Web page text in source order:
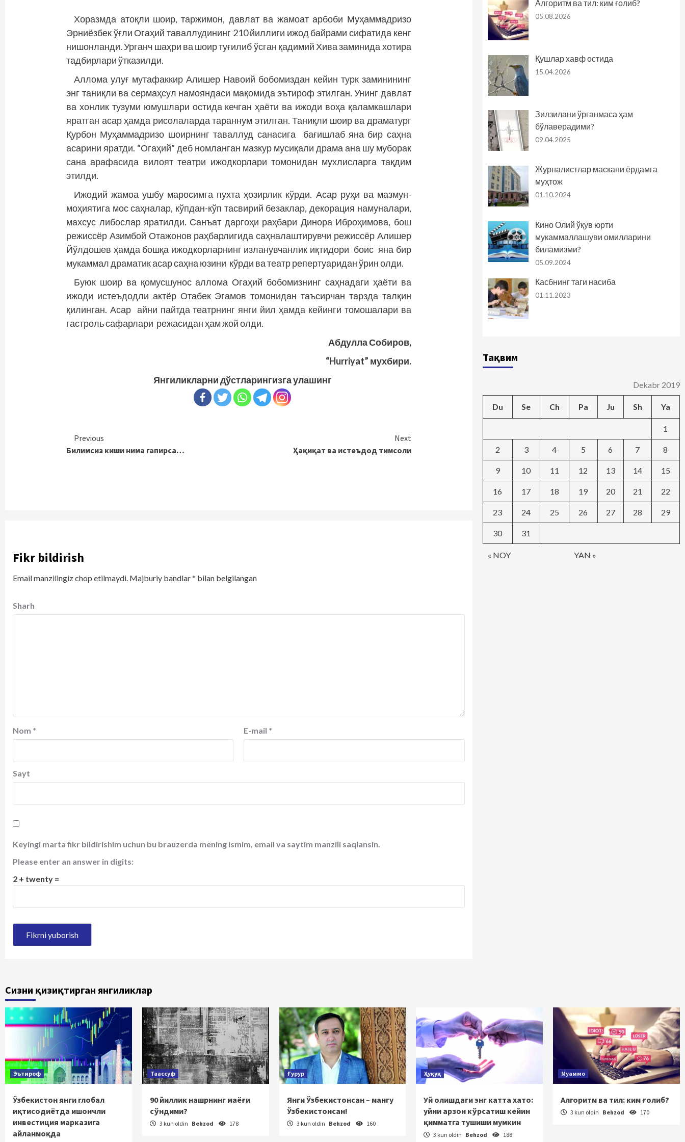
Хоразмда атоқли шоир, таржимон, давлат ва жамоат арбоби Муҳаммадризо
Эрниёзбек ўғли Огаҳий таваллудининг 210 йиллиги ижод байрами сифатида кенг
нишонланди. Урганч шаҳри ва шоир туғилиб ўсган қадимий Хива заминида хотира
тадбирлари ўтказилди.
Аллома улуғ мутафаккир Алишер Навоий бобомиздан кейин турк заминининг
энг таниқли ва сермаҳсул намояндаси мақомида эътироф этилган. Унинг давлат
ва хонлик тузуми юмушлари остида кечган ҳаёти ва ижоди воҳа қаламкашлари
яратган асар ҳамда рисолаларда тараннум этилган. Таниқли шоир ва драматург
Қурбон Муҳаммадризо шоирнинг таваллуд санасига бағишлаб яна бир саҳна
асарини яратди. “Огаҳий” деб номланган мазкур мусиқали драма ана шу муборак
сана арафасида вилоят театри ижодкорлари томонидан мухлисларга тақдим
этилди.
Ижодий жамоа ушбу маросимга пухта ҳозирлик кўрди. Асар руҳи ва мазмун-
моҳиятига мос саҳналар, кўпдан-кўп тасвирий безаклар, декорация намуналари,
махсус либослар яратилди. Санъат даргоҳи раҳбари Динора Иброҳимова, бош
режиссёр Азимбой Отажонов раҳбарлигида саҳналаштирувчи режиссёр Алишер
Йўлдошев ҳамда бошқа ижодкорларнинг изланувчанлик иқтидори боис яна бир
мукаммал драматик асар саҳна юзини кўрди ва театр репертуаридан ўрин олди.
Буюк шоир ва қомусшунос аллома Огаҳий бобомизнинг саҳнадаги ҳаёти ва
ижоди истеъдодли актёр Отабек Эгамов томонидан таъсирчан тарзда талқин
қилинган. Асар айни пайтда театрнинг янги йил ҳамда кейинги томошалари ва
гастроль сафарлари режасидан ҳам жой олди.
Абдулла Собиров,
“Hurriyat” мухбири.
Янгиликларни дўстларингизга улашинг
Continue
Reading
Previous
Билимсиз киши нима гапирса…
Next
Ҳақиқат ва истеъдод тимсоли
Fikr bildirish
Email manzilingiz chop etilmaydi. Majburiy bandlar* bilan belgilangan
Sharh
Nom * E-mail *
Sayt
Keyingi marta fikr bildirishim uchun bu brauzerda mening ismim, email va saytim manzili saqlansin.
Please enter an answer in digits:
2 + twenty =
Алгоритм ва тил: ким ғолиб?
05.08.2026
Қушлар хавф остида
15.04.2026
Зилзилани ўрганмаса ҳам
бўлаверадими?
09.04.2025
Журналистлар маскани ёрдамга
муҳтож
01.10.2024
Кино Олий ўқув юрти
мукаммаллашуви омилларини
биламизми?
05.09.2024
Касбнинг таги насиба
01.11.2023
Тақвим
Dekabr 2019
Du Se Ch Pa Ju Sh Ya
« NOY YAN »
1
2 3 4 5 6 7 8
9 10 11 12 13 14 15
16 17 18 19 20 21 22
23 24 25 26 27 28 29
30 31
Сизни қизиқтирган янгиликлар
Эътироф
Ўзбекистон янги глобал
иқтисодиётда ишончли
инвестиция марказига
айланмоқда
Таассуф
90 йиллик нашрнинг маёғи
сўндими?
3 kun oldin Behzod 178
Ғурур
Янги Ўзбекистонсан – мангу
Ўзбекистонсан!
3 kun oldin Behzod 160
Ҳуқуқ
Уй олишдаги энг катта хато:
уйни арзон кўрсатиш кейин
қимматга тушиши мумкин
3 kun oldin Behzod 188
Муаммо
Алгоритм ва тил: ким ғолиб?
3 kun oldin Behzod 170